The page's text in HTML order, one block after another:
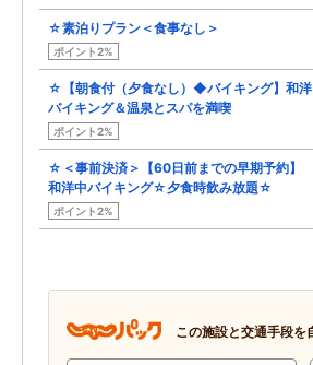
☆素泊りプラン＜食事なし＞
ポイント2%
☆【朝食付（夕食なし）◆バイキング】和洋
バイキング＆温泉とスパを満喫
ポイント2%
☆＜事前決済＞【60日前までの早期予約】
和洋中バイキング☆夕食時飲み放題☆
ポイント2%
この施設と交通手段を